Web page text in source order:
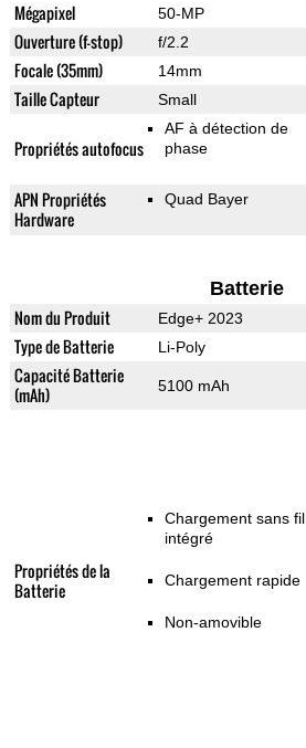
Mégapixel 50-MP
Ouverture (f-stop) f/2.2
Focale (35mm) 14mm
Taille Capteur Small
Propriétés autofocus
AF à détection de
phase
APN Propriétés
Hardware
Quad Bayer
Batterie
Nom du Produit Edge+ 2023
Type de Batterie Li-Poly
Capacité Batterie
(mAh)
5100 mAh
Propriétés de la
Batterie
Chargement sans fil
intégré
Chargement rapide
Non-amovible